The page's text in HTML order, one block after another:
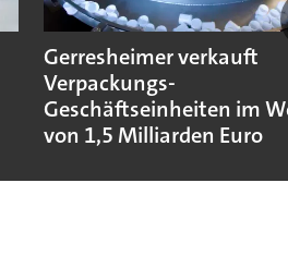
Gerresheimer verkauft
Verpackungs-
Geschäftseinheiten im
von 1,5 Milliarden Euro